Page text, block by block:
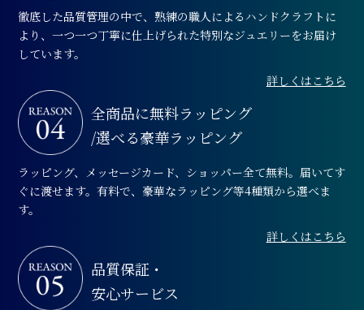
徹底した品質管理の中で、熟練の職人によるハンドクラフトに
より、一つ一つ丁寧に仕上げられた特別なジュエリーをお届け
しています。
詳しくはこちら
全商品に無料ラッピング
/選べる豪華ラッピング
ラッピング、メッセージカード、ショッパー全て無料。届いてす
ぐに渡せます。有料で、豪華なラッピング等4種類から選べま
す。
詳しくはこちら
品質保証・
安心サービス